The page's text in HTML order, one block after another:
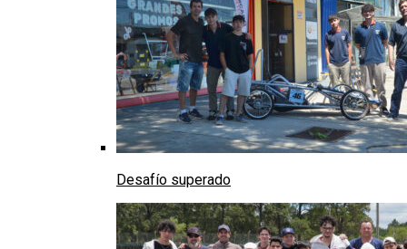
Desafío superado